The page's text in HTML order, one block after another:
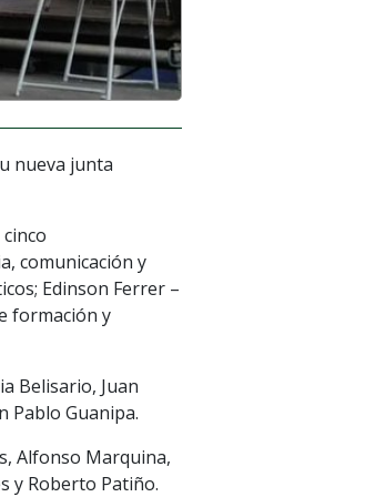
nueva junta
comunicación y
Edinson Ferrer –
formación y
Belisario, Juan
Pablo Guanipa.
Alfonso Marquina,
y Roberto Patiño.